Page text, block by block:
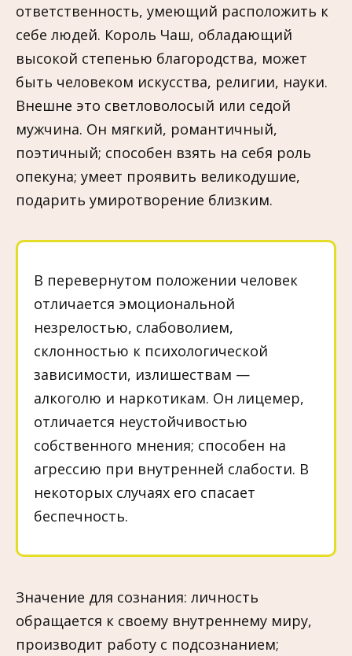
ответственность, умеющий расположить к
себе людей. Король Чаш, обладающий
высокой степенью благородства, может
быть человеком искусства, религии, науки.
Внешне это светловолосый или седой
мужчина. Он мягкий, романтичный,
поэтичный; способен взять на себя роль
опекуна; умеет проявить великодушие,
подарить умиротворение близким.
В перевернутом положении человек
отличается эмоциональной
незрелостью, слабоволием,
склонностью к психологической
зависимости, излишествам —
алкоголю и наркотикам. Он лицемер,
отличается неустойчивостью
собственного мнения; способен на
агрессию при внутренней слабости. В
некоторых случаях его спасает
беспечность.
Значение для сознания: личность
обращается к своему внутреннему миру,
производит работу с подсознанием;